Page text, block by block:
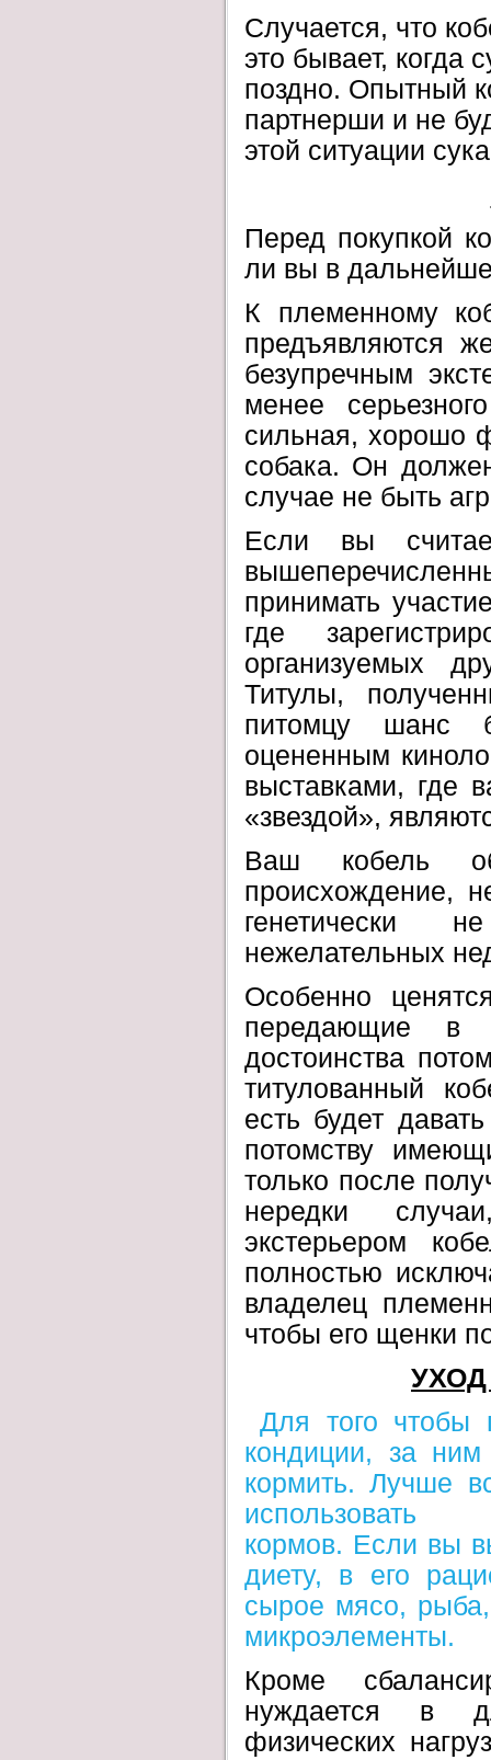
Случается, что
это бывает, когда
поздно. Опытный
партнерши и не
этой ситуации
Перед покупкой
ли вы в
К племенному
предъявляются
безупречным
менее
сильная, хорошо
собака. Он
случае не быть
Если вы
принимать
где
организуемых
Титулы,
питомцу шанс
оцененным
выставками,
«звездой»,
Ваш кобель
происхождение,
генетически
нежелательных
Особенно
передающие в
достоинства
титулованный
есть будет
потомству
только после
нередки
экстерьером
полностью
владелец
чтобы его щенки
Для того чтобы
кондиции, за
кормить. Лучше
использовать
кормов. Если вы
диету, в его
сырое мясо,
микроэлементы.
Кроме
нуждается в
физических